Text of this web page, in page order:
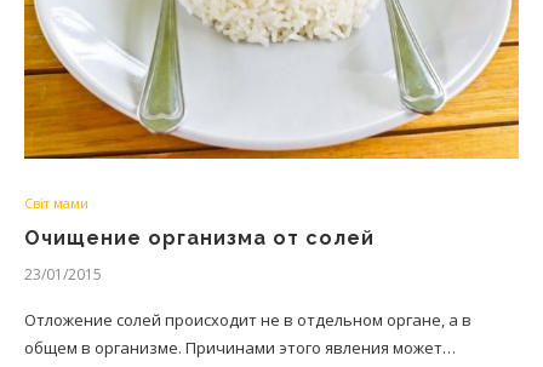
Світ мами
Очищение организма от солей
23/01/2015
Отложение солей происходит не в отдельном органе, а в
общем в организме. Причинами этого явления может…